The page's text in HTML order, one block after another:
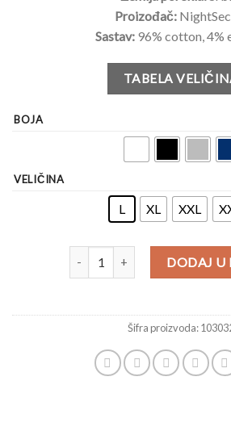
Proizođač:
Sastav: 96% cotton, 4%
TABELA
BOJA
VELIČINA
L XL XXL
DODAJ U
Šifra proizvoda: